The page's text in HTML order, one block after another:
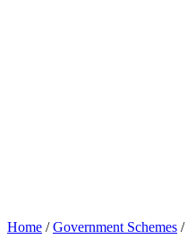
Home /Government Schemes /